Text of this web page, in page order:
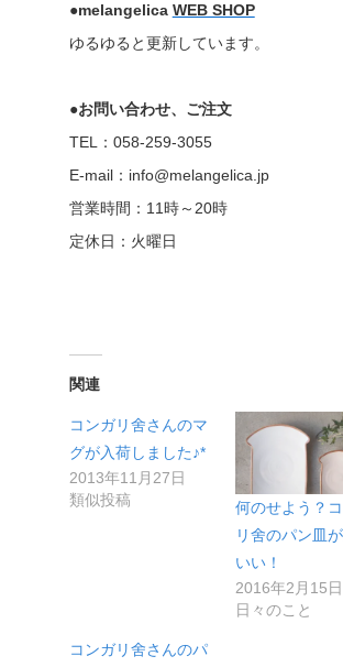
●melangelica WEB SHOP
ゆるゆると更新しています。
●お問い合わせ、ご注文
TEL：058-259-3055
E-mail：info@melangelica.jp
営業時間：11時～20時
定休日：火曜日
関連
コンガリ舍さんのマ
グが入荷しました♪*
2013年11月27日
類似投稿
何のせよう？
リ舍のパン皿
いい！
2016年2月15日
日々のこと
コンガリ舍さんのパ